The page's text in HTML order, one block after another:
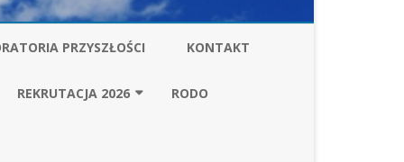
PRZYSZŁOŚCI KONTAKT
REKRUTACJA 2026 RODO